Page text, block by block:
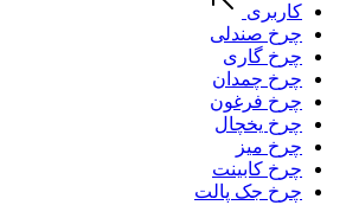
کاربری
چرخ صندلی
چرخ گاری
چرخ چمدان
چرخ فرغون
چرخ یخچال
چرخ میز
چرخ کابینت
چرخ جک پالت